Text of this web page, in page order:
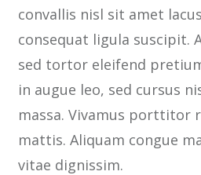
convallis nisl sit amet
consequat ligula suscipit.
sed tortor eleifend
in augue leo, sed cursus
massa. Vivamus porttitor
mattis. Aliquam congue
vitae dignissim.